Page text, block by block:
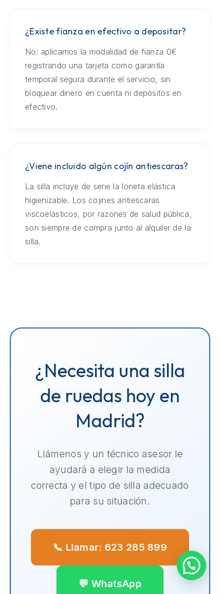
¿Existe fianza en efectivo a depositar?
No: aplicamos la modalidad de fianza 0€
registrando una tarjeta como garantía
temporal segura durante el servicio, sin
bloquear dinero en cuenta ni depósitos en
efectivo.
¿Viene incluido algún cojín antiescaras?
La silla incluye de serie la loneta elástica
higienizable. Los cojines antiescaras
viscoelásticos, por razones de salud pública,
son siempre de compra junto al alquiler de la
silla.
¿Necesita una silla
de ruedas hoy en
Madrid?
Llámenos y un técnico asesor le
ayudará a elegir la medida
correcta y el tipo de silla adecuado
para su situación.
📞 Llamar: 623 285 899
💬 WhatsApp